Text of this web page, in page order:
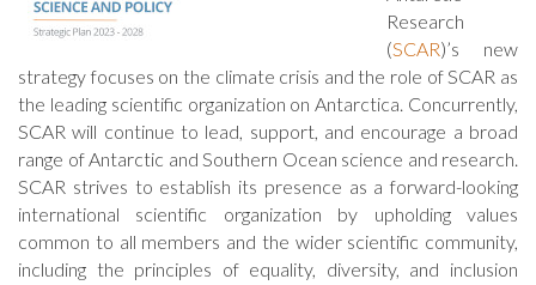
Research
(SCAR)’s new
strategy focuses on the climate crisis and the role of SCAR as
the leading scientific organization on Antarctica. Concurrently,
SCAR will continue to lead, support, and encourage a broad
range of Antarctic and Southern Ocean science and research.
SCAR strives to establish its presence as a forward-looking
international scientific organization by upholding values
common to all members and the wider scientific community,
including the principles of equality, diversity, and inclusion